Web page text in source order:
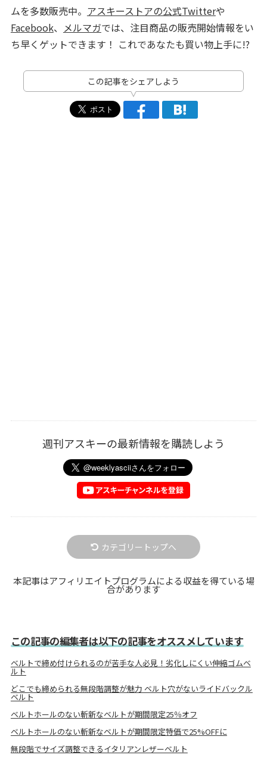
ムを多数販売中。 アスキーストアの公式Twitterや
Facebook、 メルマガでは、注目商品の販売開始情報をい
ち早くゲットできます！ これであなたも買い物上手に!?
この記事をシェアしよう
週刊アスキーの最新情報を購読しよう
カテゴリートップへ
本記事はアフィリエイトプログラムによる収益を得ている場
合があります
この記事の編集者は以下の記事をオススメしています
ベルトで締め付けられるのが苦手な人必見！劣化しにくい伸縮ゴムベ
ルト
どこでも締められる無段階調整が魅力 ベルト穴がないライドバックル
ベルト
ベルトホールのない斬新なベルトが期間限定25％オフ
ベルトホールのない斬新なベルトが期間限定特価で25%OFFに
無段階でサイズ調整できるイタリアンレザーベルト